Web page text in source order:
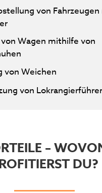
von
Wagen mithilfe von
von Weichen
von
–
DU?